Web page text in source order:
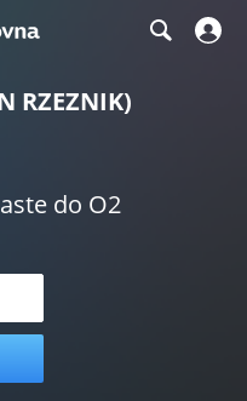
RZEZNIK)
do O2